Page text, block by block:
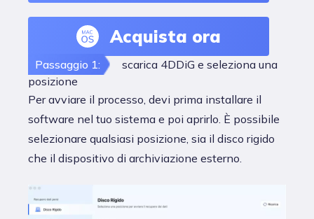
Acquista ora
Passaggio 1:
scarica 4DDiG e seleziona una
posizione
Per avviare il processo, devi prima installare il
software nel tuo sistema e poi aprirlo. È possibile
selezionare qualsiasi posizione, sia il disco rigido
che il dispositivo di archiviazione esterno.